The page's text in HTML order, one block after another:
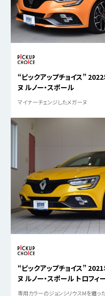
“ピックアップチョイス”
ヌ ルノー・スポール
マイナーチェンジしたメガーヌ
“ピックアップチョイス”
ヌ ルノー・スポール トロフィ
専用カラーのジョンシリウスMを纏っ